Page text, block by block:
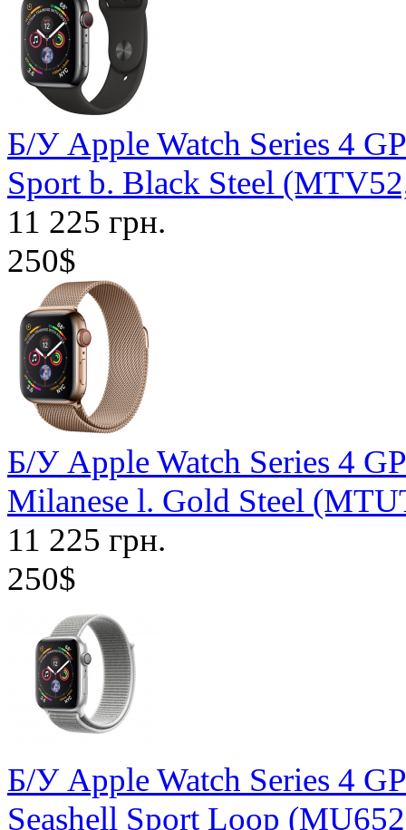
Б/У Apple Watch Series 4
Sport b. Black Steel
11 225 грн.
250$
Б/У Apple Watch Series 4
Milanese l. Gold Steel
11 225 грн.
250$
Б/У Apple Watch Series 4
Seashell Sport Loop